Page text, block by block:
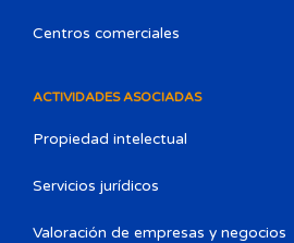
Centros comerciales
ACTIVIDADES ASOCIADAS
Propiedad intelectual
Servicios jurídicos
Valoración de empresas y negocios